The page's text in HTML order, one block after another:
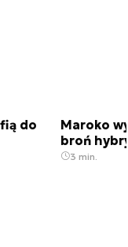
do
Maroko
broń
3 min.